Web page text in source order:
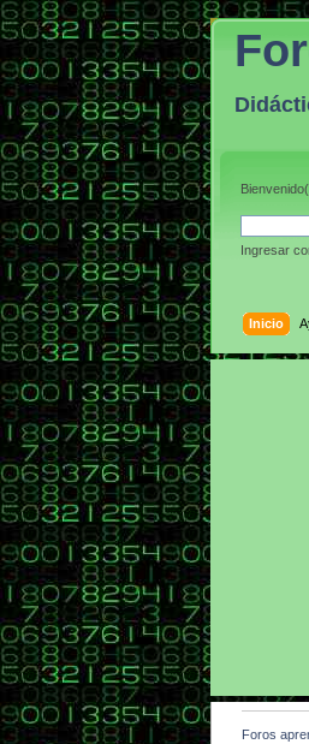
Ingresar
Inicio
Foros